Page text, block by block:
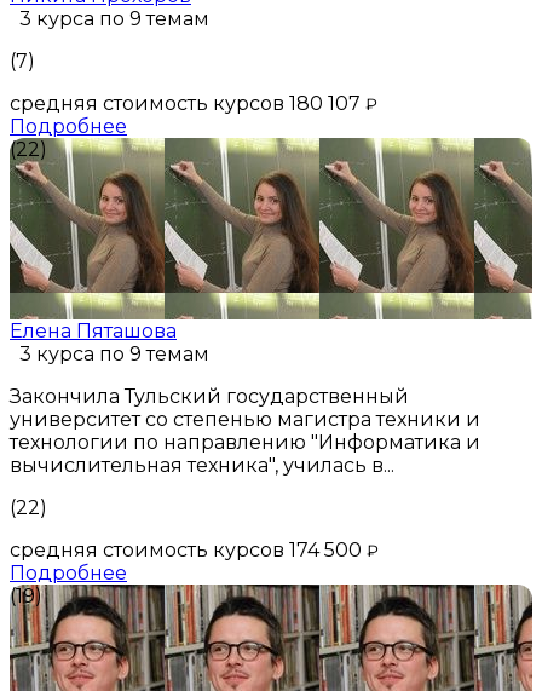
3 курса по 9 темам
(7)
средняя стоимость курсов 180 107 ₽
Подробнее
(22)
Елена Пяташова
3 курса по 9 темам
Закончила Тульский государственный
университет со степенью магистра техники и
технологии по направлению "Информатика и
вычислительная техника", училась в...
(22)
средняя стоимость курсов 174 500 ₽
Подробнее
(19)